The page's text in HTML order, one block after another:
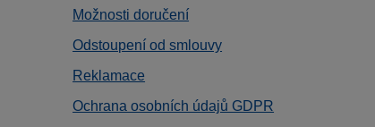
Možnosti doručení
Odstoupení od smlouvy
Reklamace
Ochrana osobních údajů GDPR